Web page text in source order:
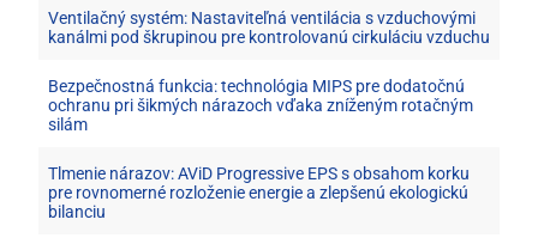
Ventilačný systém: Nastaviteľná ventilácia s vzduchovými
kanálmi pod škrupinou pre kontrolovanú cirkuláciu vzduchu
Bezpečnostná funkcia: technológia MIPS pre dodatočnú
ochranu pri šikmých nárazoch vďaka zníženým rotačným
silám
Tlmenie nárazov: AViD Progressive EPS s obsahom korku
pre rovnomerné rozloženie energie a zlepšenú ekologickú
bilanciu